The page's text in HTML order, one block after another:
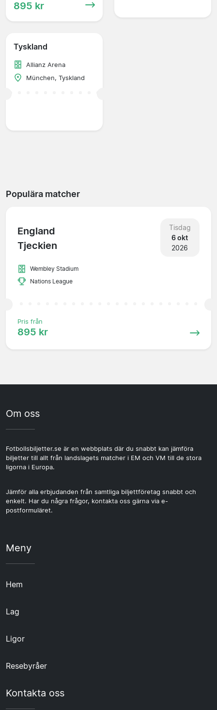
895 kr
Tyskland
Allianz Arena
München, Tyskland
Populära matcher
England
Tjeckien
Tisdag
6 okt
2026
Wembley Stadium
Nations League
Pris från
895 kr
Om oss
Fotbollsbiljetter.se är en webbplats där du snabbt kan jämföra
biljetter till allt från landslagets matcher i EM och VM till de stora
ligorna i Europa.
Jämför alla erbjudanden från samtliga biljettföretag snabbt och
enkelt. Har du några frågor, kontakta oss gärna via e-
postformuläret.
Meny
Hem
Lag
Ligor
Resebyråer
Kontakta oss